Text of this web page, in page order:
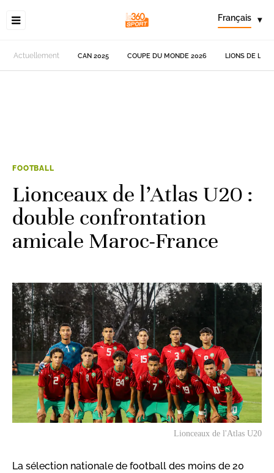
Français ▾
Actuellement CAN 2025 COUPE DU MONDE 2026 LIONS DE
FOOTBALL
Lionceaux de l’Atlas U20 :
double confrontation
amicale Maroc-France
Lionceaux de l'Atlas U20
La sélection nationale de football des moins de 20